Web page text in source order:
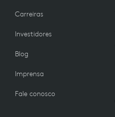
Carreiras
Investidores
Blog
Imprensa
Fale conosco